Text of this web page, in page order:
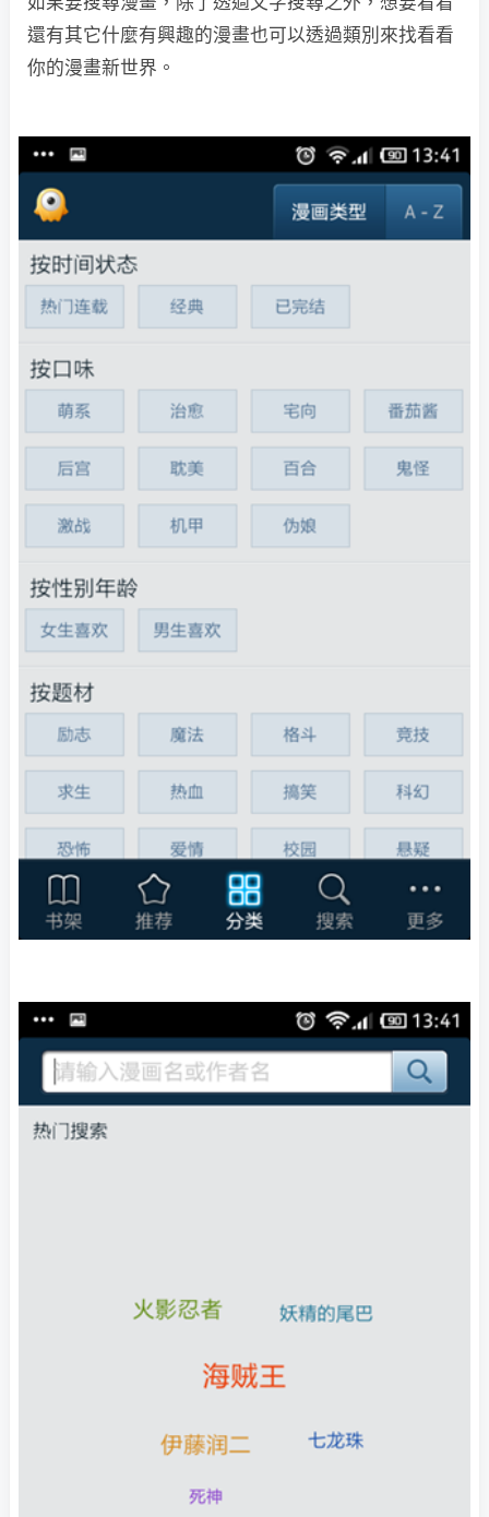
還有其它什麼有興趣的漫畫也可以透過類別來找看看
你的漫畫新世界。